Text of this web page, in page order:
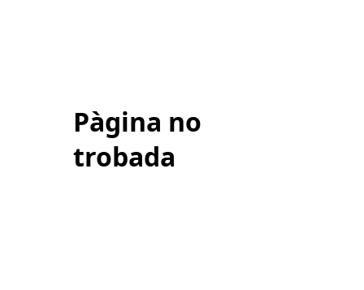
Pàgina no
trobada